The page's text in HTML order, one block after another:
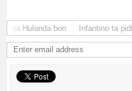
Hulanda bon Infantino ta pidi